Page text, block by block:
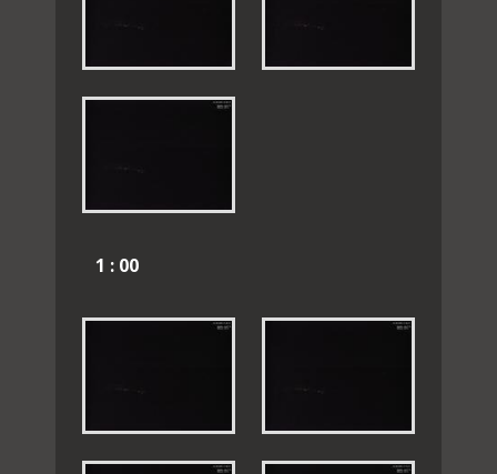
1 : 00